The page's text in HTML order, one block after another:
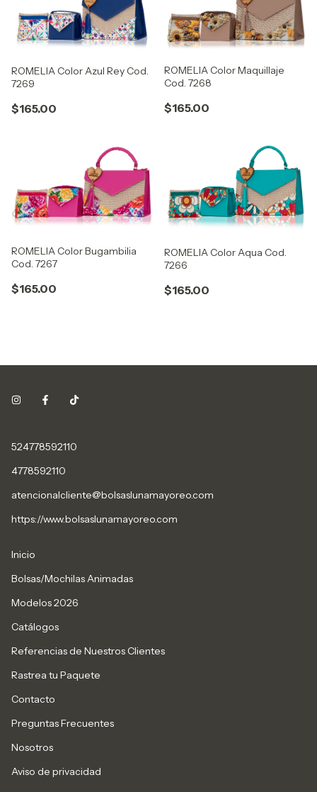
ROMELIA Color Azul Rey Cod.
7269
$165.00
ROMELIA Color Maquillaje
Cod. 7268
$165.00
ROMELIA Color Bugambilia
Cod. 7267
$165.00
ROMELIA Color Aqua Cod.
7266
$165.00
524778592110
4778592110
atencionalcliente@bolsaslunamayoreo.com
https://www.bolsaslunamayoreo.com
Inicio
Bolsas/Mochilas Animadas
Modelos 2026
Catálogos
Referencias de Nuestros Clientes
Rastrea tu Paquete
Contacto
Preguntas Frecuentes
Nosotros
Aviso de privacidad